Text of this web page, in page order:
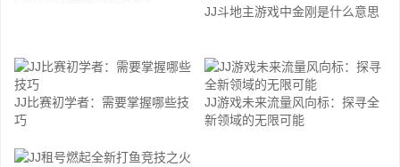
JJ斗地主游戏中金刚是什么意思
JJ比赛初学者：需要掌握哪些技
巧
JJ游戏未来流量风向标：探寻全
新领域的无限可能